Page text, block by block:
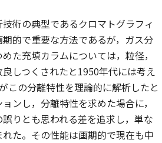
術の典型であるクロマトグラフィ
的で重要な方法であるが，ガス分
た充填カラムについては，粒径，
しつくされたと1950年代には考え
この分離特性を理論的に解析したと
ンし，分離特性を求めた場合に，
りとも思われる差を追求し，単な
た。その性能は画期的で現在も中